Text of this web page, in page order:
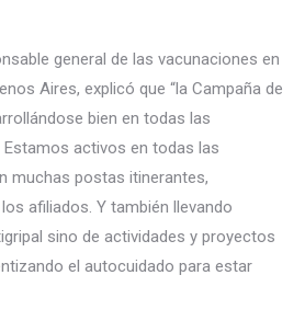
general de las vacunaciones en
Aires, explicó que “la Campaña de
bien en todas las
Estamos activos en todas las
muchas postas itinerantes,
afiliados. Y también llevando
sino de actividades y proyectos
el autocuidado para estar